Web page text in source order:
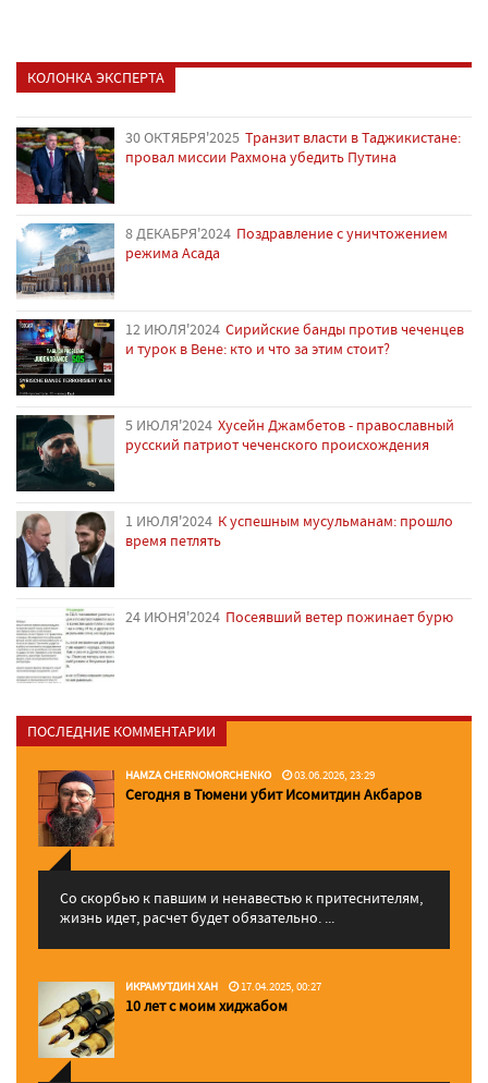
КОЛОНКА ЭКСПЕРТА
30 ОКТЯБРЯ'2025 Транзит власти в Таджикистане:
провал миссии Рахмона убедить Путина
8 ДЕКАБРЯ'2024 Поздравление с уничтожением
режима Асада
12 ИЮЛЯ'2024 Сирийские банды против чеченцев
и турок в Вене: кто и что за этим стоит?
5 ИЮЛЯ'2024 Хусейн Джамбетов - православный
русский патриот чеченского происхождения
1 ИЮЛЯ'2024 К успешным мусульманам: прошло
время петлять
24 ИЮНЯ'2024 Посеявший ветер пожинает бурю
ПОСЛЕДНИЕ КОММЕНТАРИИ
HAMZA CHERNOMORCHENKO 03.06.2026, 23:29
Сегодня в Тюмени убит Исомитдин Акбаров
Со скорбью к павшим и ненавестью к притеснителям,
жизнь идет, расчет будет обязательно. ...
ИКРАМУТДИН ХАН 17.04.2025, 00:27
10 лет с моим хиджабом